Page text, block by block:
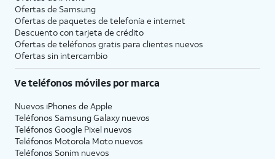
Ofertas de Samsung
Ofertas de paquetes de telefonía e internet
Descuento con tarjeta de crédito
Ofertas de teléfonos gratis para clientes nuevos
Ofertas sin intercambio
Ve teléfonos móviles por marca
Nuevos iPhones de Apple
Teléfonos Samsung Galaxy nuevos
Teléfonos Google Pixel nuevos
Teléfonos Motorola Moto nuevos
Teléfonos Sonim nuevos